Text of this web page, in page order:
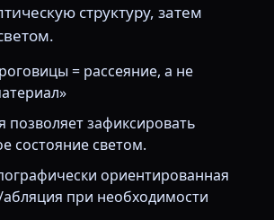
структуру, затем
= рассеяние, а не
позволяет зафиксировать
состояние светом.
ориентированная
при необходимости